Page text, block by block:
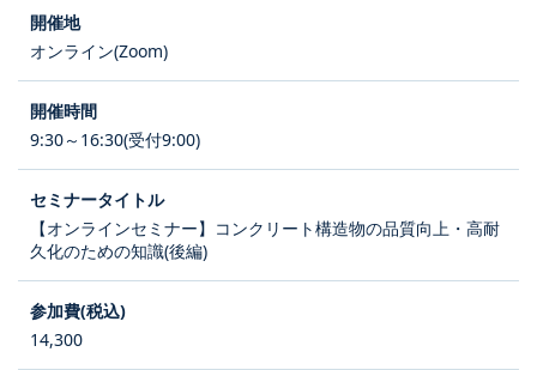
オンライン(Zoom)
9:30～16:30(受付9:00)
【オンラインセミナー】コンクリート構造物の品質向上・高耐
久化のための知識(後編)
14,300